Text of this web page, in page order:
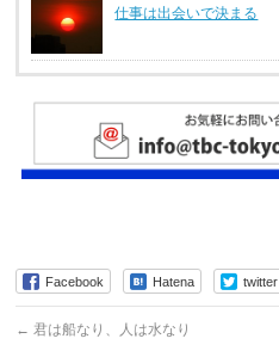
仕事は出会いで決まる
Facebook Hatena twitter
← 君は船なり、人は水なり